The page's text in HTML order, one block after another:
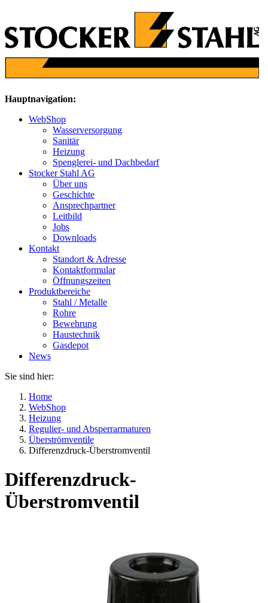
Hauptnavigation:
WebShop
Wasserversorgung
Sanitär
Heizung
Spenglerei- und Dachbedarf
Stocker Stahl AG
Über uns
Geschichte
Ansprechpartner
Leitbild
Jobs
Downloads
Kontakt
Standort & Adresse
Kontaktformular
Öffnungszeiten
Produktbereiche
Stahl / Metalle
Rohre
Bewehrung
Haustechnik
Gasdepot
News
Sie sind hier:
Home
WebShop
Heizung
Regulier- und Absperrarmaturen
Überströmventile
Differenzdruck-Überstromventil
Differenzdruck-
Überstromventil